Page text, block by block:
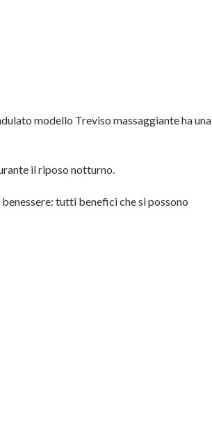
modello Treviso massaggiante ha una
il riposo notturno.
tutti benefici che si possono